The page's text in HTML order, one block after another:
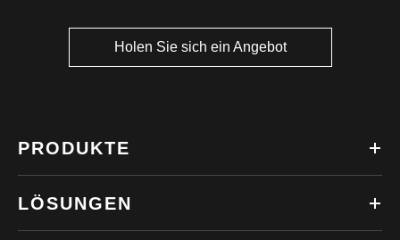
Holen Sie sich ein Angebot
PRODUKTE
LÖSUNGEN